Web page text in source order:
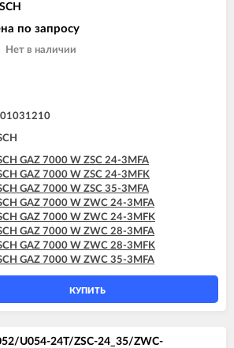
по запросу
Нет в наличии
GAZ 7000 W ZSC 24-3MFA
GAZ 7000 W ZSC 24-3MFK
GAZ 7000 W ZSC 35-3MFA
GAZ 7000 W ZWC 24-3MFA
GAZ 7000 W ZWC 24-3MFK
GAZ 7000 W ZWC 28-3MFA
GAZ 7000 W ZWC 28-3MFK
GAZ 7000 W ZWC 35-3MFA
КУПИТЬ
U054-24T/ZSC-24_35/ZWC-